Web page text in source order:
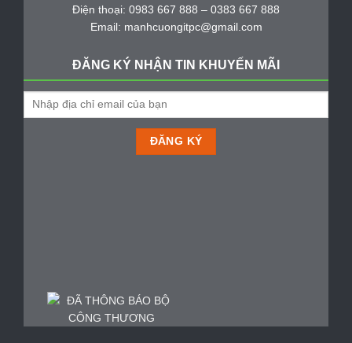
Điện thoại: 0983 667 888 – 0383 667 888
Email: manhcuongitpc@gmail.com
ĐĂNG KÝ NHẬN TIN KHUYẾN MÃI